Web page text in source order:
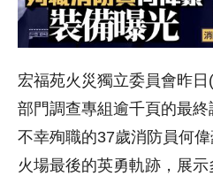
宏福苑火災獨立委員會昨
部門調查專組逾千頁的最
不幸殉職的37歲消防員何
火場最後的英勇軌跡，展